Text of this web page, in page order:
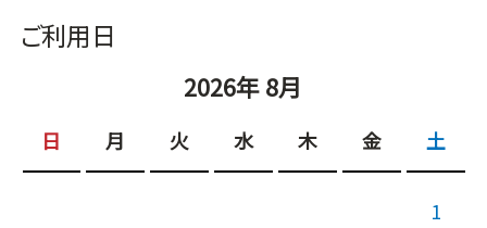
ご利用日
2026年 8月
日 月 火 水 木 金 土
1